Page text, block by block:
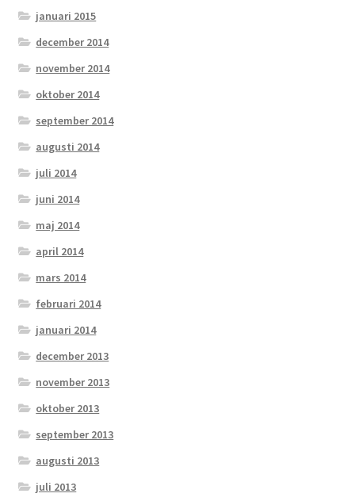
januari 2015
december 2014
november 2014
oktober 2014
september 2014
augusti 2014
juli 2014
juni 2014
maj 2014
april 2014
mars 2014
februari 2014
januari 2014
december 2013
november 2013
oktober 2013
september 2013
augusti 2013
juli 2013